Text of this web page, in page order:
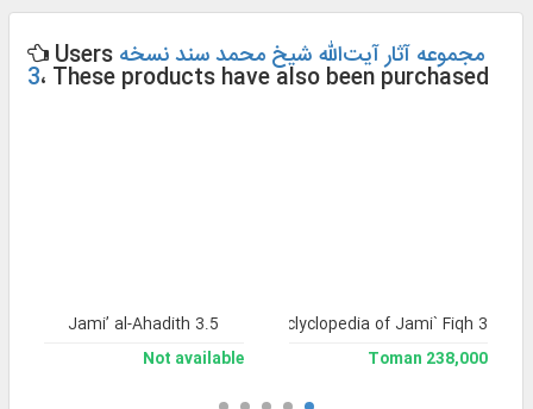
Users مجموعه آثار آیت‌الله شیخ محمد سند نسخه
3، These products have also been purchased
Library and Enclyclopedia of Jami` Fiqh 3
238,000 Toman
Jami’ al-Ahadith 3.5
Not available